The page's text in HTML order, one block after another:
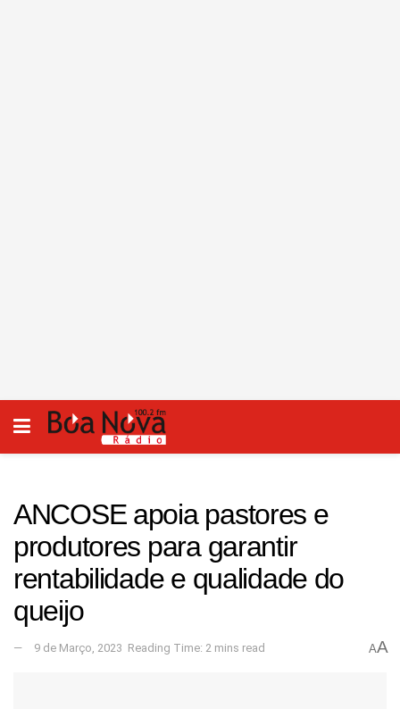
ANCOSE apoia pastores e
produtores para garantir
rentabilidade e qualidade do
queijo
9 de Março, 2023 Reading Time: 2 mins read AA